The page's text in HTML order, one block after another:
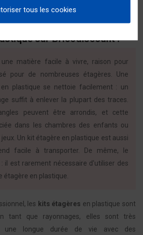
sur Bricodiscount !
une matière facile à vivre, raison pour
pour de nombreuses étagères. Une
en plastique se nettoie facilement : un
suffit à enlever la plupart des traces.
peuvent être arrondis, et cette
dans les chambres des enfants ou
Un kit étagère en plastique est aussi
facile à transporter. De même, le
il est rarement nécessaire d'utiliser des
étagère en plastique.
les kits étagères en plastique sont
tant que rayonnages, elles sont très
une longue durée de vie avec des
tous les cookies